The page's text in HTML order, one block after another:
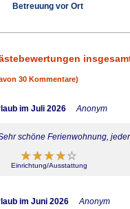
Betreuung vor Ort
30 Kommentare)
im Juli 2026 Anonym
schöne Ferienwohnung,
Einrichtung/Ausstattung
im Juni 2026 Anonym